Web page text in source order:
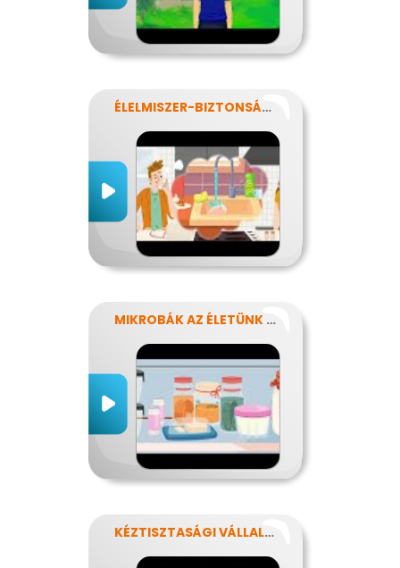
ÉLELMISZER-BIZTONSÁG, NÉBIH, EFSA
MIKROBÁK AZ ÉLETÜNK SZÁMOS TERÜLETÉN
KÉZTISZTASÁGI VÁLLALAT